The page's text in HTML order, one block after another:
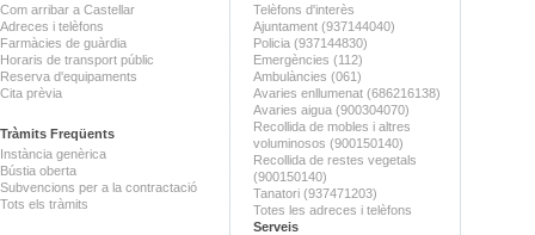
Com arribar a Castellar
Adreces i telèfons
Farmàcies de guàrdia
Horaris de transport públic
Reserva d'equipaments
Cita prèvia
Tràmits Freqüents
Instància genèrica
Bústia oberta
Subvencions per a la contractació
Tots els tràmits
Telèfons d'interès
Ajuntament (937144040)
Policia (937144830)
Emergències (112)
Ambulàncies (061)
Avaries enllumenat (686216138)
Avaries aigua (900304070)
Recollida de mobles i altres
voluminosos (900150140)
Recollida de restes vegetals
(900150140)
Tanatori (937471203)
Totes les adreces i telèfons
Serveis